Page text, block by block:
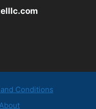
Conditions